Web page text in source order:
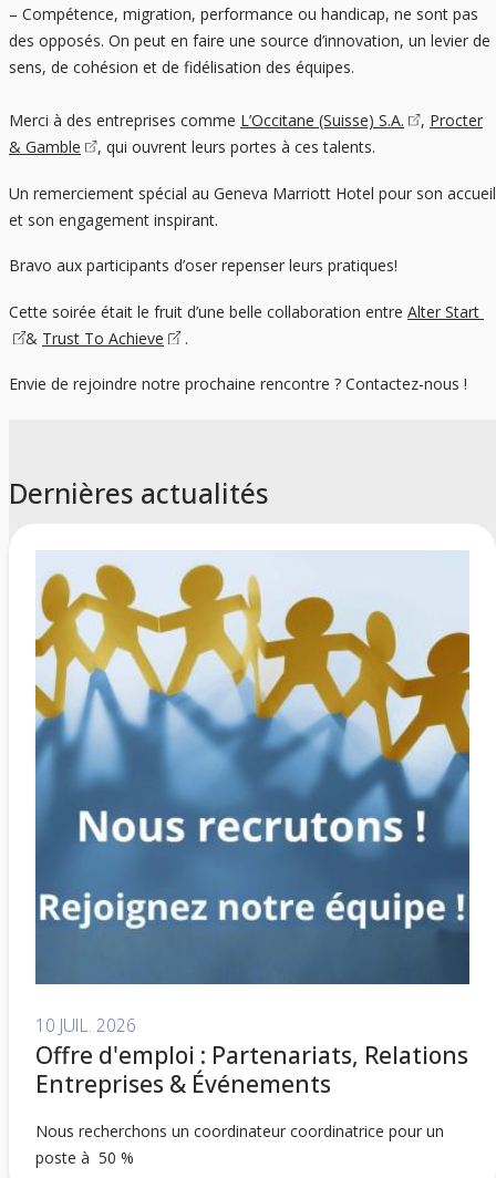
– Compétence, migration, performance ou handicap, ne sont pas
des opposés. On peut en faire une source d’innovation, un levier de
sens, de cohésion et de fidélisation des équipes.
Merci à des entreprises comme L’Occitane (Suisse) S.A. , Procter
& Gamble
, qui ouvrent leurs portes à ces talents.
Un remerciement spécial au Geneva Marriott Hotel pour son accueil
et son engagement inspirant.
Bravo aux participants d’oser repenser leurs pratiques!
Cette soirée était le fruit d’une belle collaboration entre Alter Start
& Trust To Achieve .
Envie de rejoindre notre prochaine rencontre ? Contactez-nous !
Dernières actualités
10 JUIL. 2026
Offre d'emploi : Partenariats, Relations
Entreprises & Événements
Nous recherchons un coordinateur coordinatrice pour un
poste à 50 %